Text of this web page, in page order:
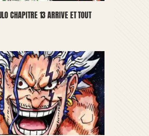
CHAPITRE 13 ARRIVE ET TOUT